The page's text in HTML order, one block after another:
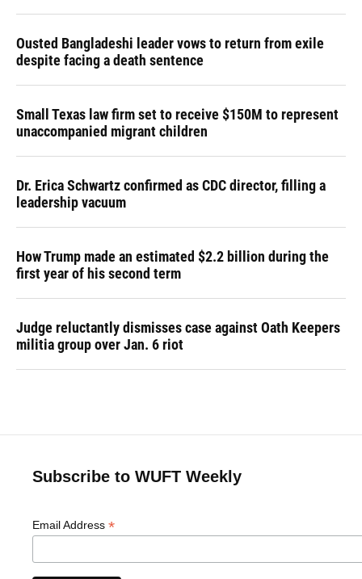
Ousted Bangladeshi leader vows to return from exile
despite facing a death sentence
Small Texas law firm set to receive $150M to represent
unaccompanied migrant children
Dr. Erica Schwartz confirmed as CDC director, filling a
leadership vacuum
How Trump made an estimated $2.2 billion during the
first year of his second term
Judge reluctantly dismisses case against Oath Keepers
militia group over Jan. 6 riot
Subscribe to WUFT Weekly
Email Address *